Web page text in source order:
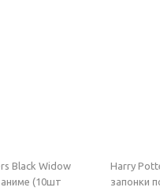
Black Widow
аниме (10шт
Harry
запонки